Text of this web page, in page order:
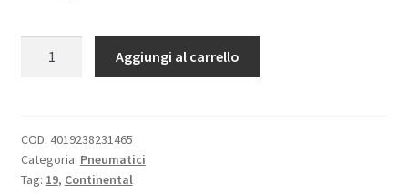
19
57H
TL
Aggiungi al carrello
COD: 4019238231465
Categoria: Pneumatici
Tag: 19, Continental